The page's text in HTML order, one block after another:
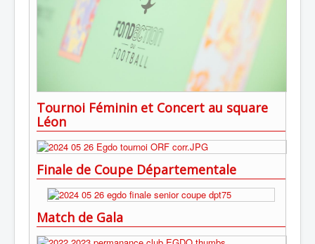
Tournoi Féminin et Concert au square
Léon
Finale de Coupe Départementale
Match de Gala